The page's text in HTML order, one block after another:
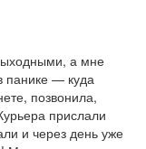
а мне
панике — куда
позвонила,
прислали
и через день уже